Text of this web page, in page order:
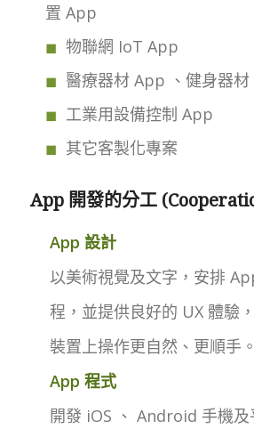
置 App
物聯網 IoT App
醫療器材 App 、健身器
工業用設備控制 App
其它客製化專案
App 開發的分工
App 設計
以美術視覺及文字，安排
程，並提供良好的 UX 體驗
裝置上操作更自然、更順手。
App 程式
開發 iOS 、 Android 手機及